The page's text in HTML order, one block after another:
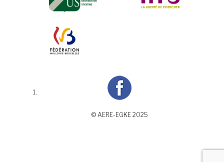
© AERE-EGKE 2025